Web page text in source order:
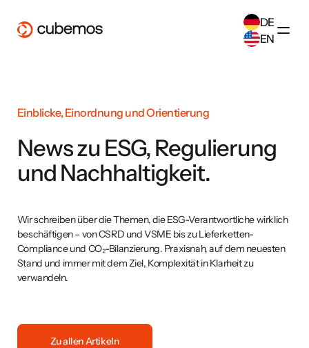
DE
EN
English(EN
Einblicke, Einordnung und Orientierung
News zu ESG, Regulierung
und Nachhaltigkeit.
Wir schreiben über die Themen, die ESG-Verantwortliche wirklich
beschäftigen – von CSRD und VSME bis zu Lieferketten-
Compliance und CO₂-Bilanzierung. Praxisnah, auf dem neuesten
Stand und immer mit dem Ziel, Komplexität in Klarheit zu
verwandeln.
Zu allen Artikeln